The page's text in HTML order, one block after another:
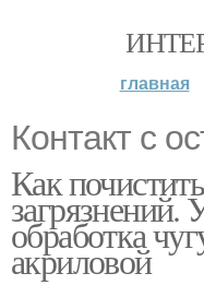
главная
Контакт с
Как
загрязнений.
обработка
акриловой